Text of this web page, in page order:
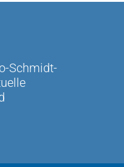
Schmidt-